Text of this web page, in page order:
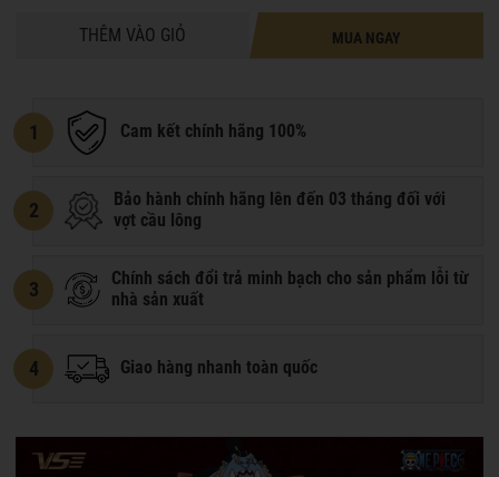
THÊM VÀO GIỎ MUA NGAY
1 Cam kết chính hãng 100%
2
Bảo hành chính hãng lên đến 03 tháng đối với
vợt cầu lông
3
Chính sách đổi trả minh bạch cho sản phẩm lỗi từ
nhà sản xuất
4 Giao hàng nhanh toàn quốc